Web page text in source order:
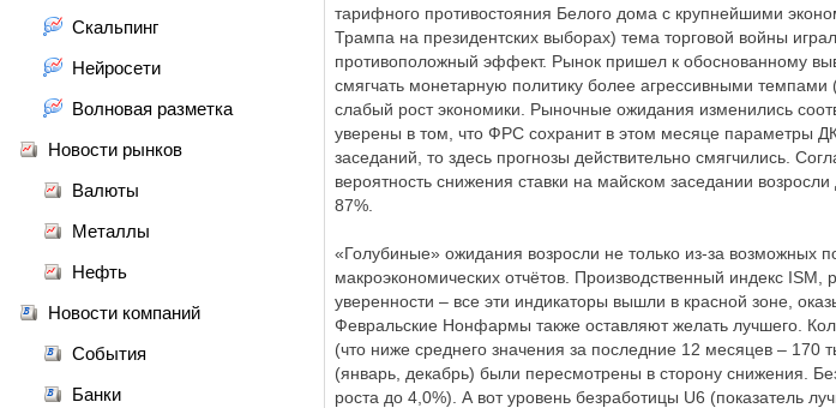
Скальпинг
Нейросети
Волновая разметка
Новости рынков
Валюты
Металлы
Нефть
Новости компаний
События
Банки
тарифного противостояния Белого дома с крупнейшими
Трампа на президентских выборах) тема торговой войны
противоположный эффект. Рынок пришел к обоснованному
смягчать монетарную политику более агрессивными темпами
слабый рост экономики. Рыночные ожидания изменились
уверены в том, что ФРС сохранит в этом месяце параметры
заседаний, то здесь прогнозы действительно смягчились.
вероятность снижения ставки на майском заседании
87%.
«Голубиные» ожидания возросли не только из-за
макроэкономических отчётов. Производственный индекс
уверенности – все эти индикаторы вышли в красной зоне,
Февральские Нонфармы также оставляют желать лучшего.
(что ниже среднего значения за последние 12 месяцев – 170
(январь, декабрь) были пересмотрены в сторону снижения.
роста до 4,0%). А вот уровень безработицы U6 (показатель